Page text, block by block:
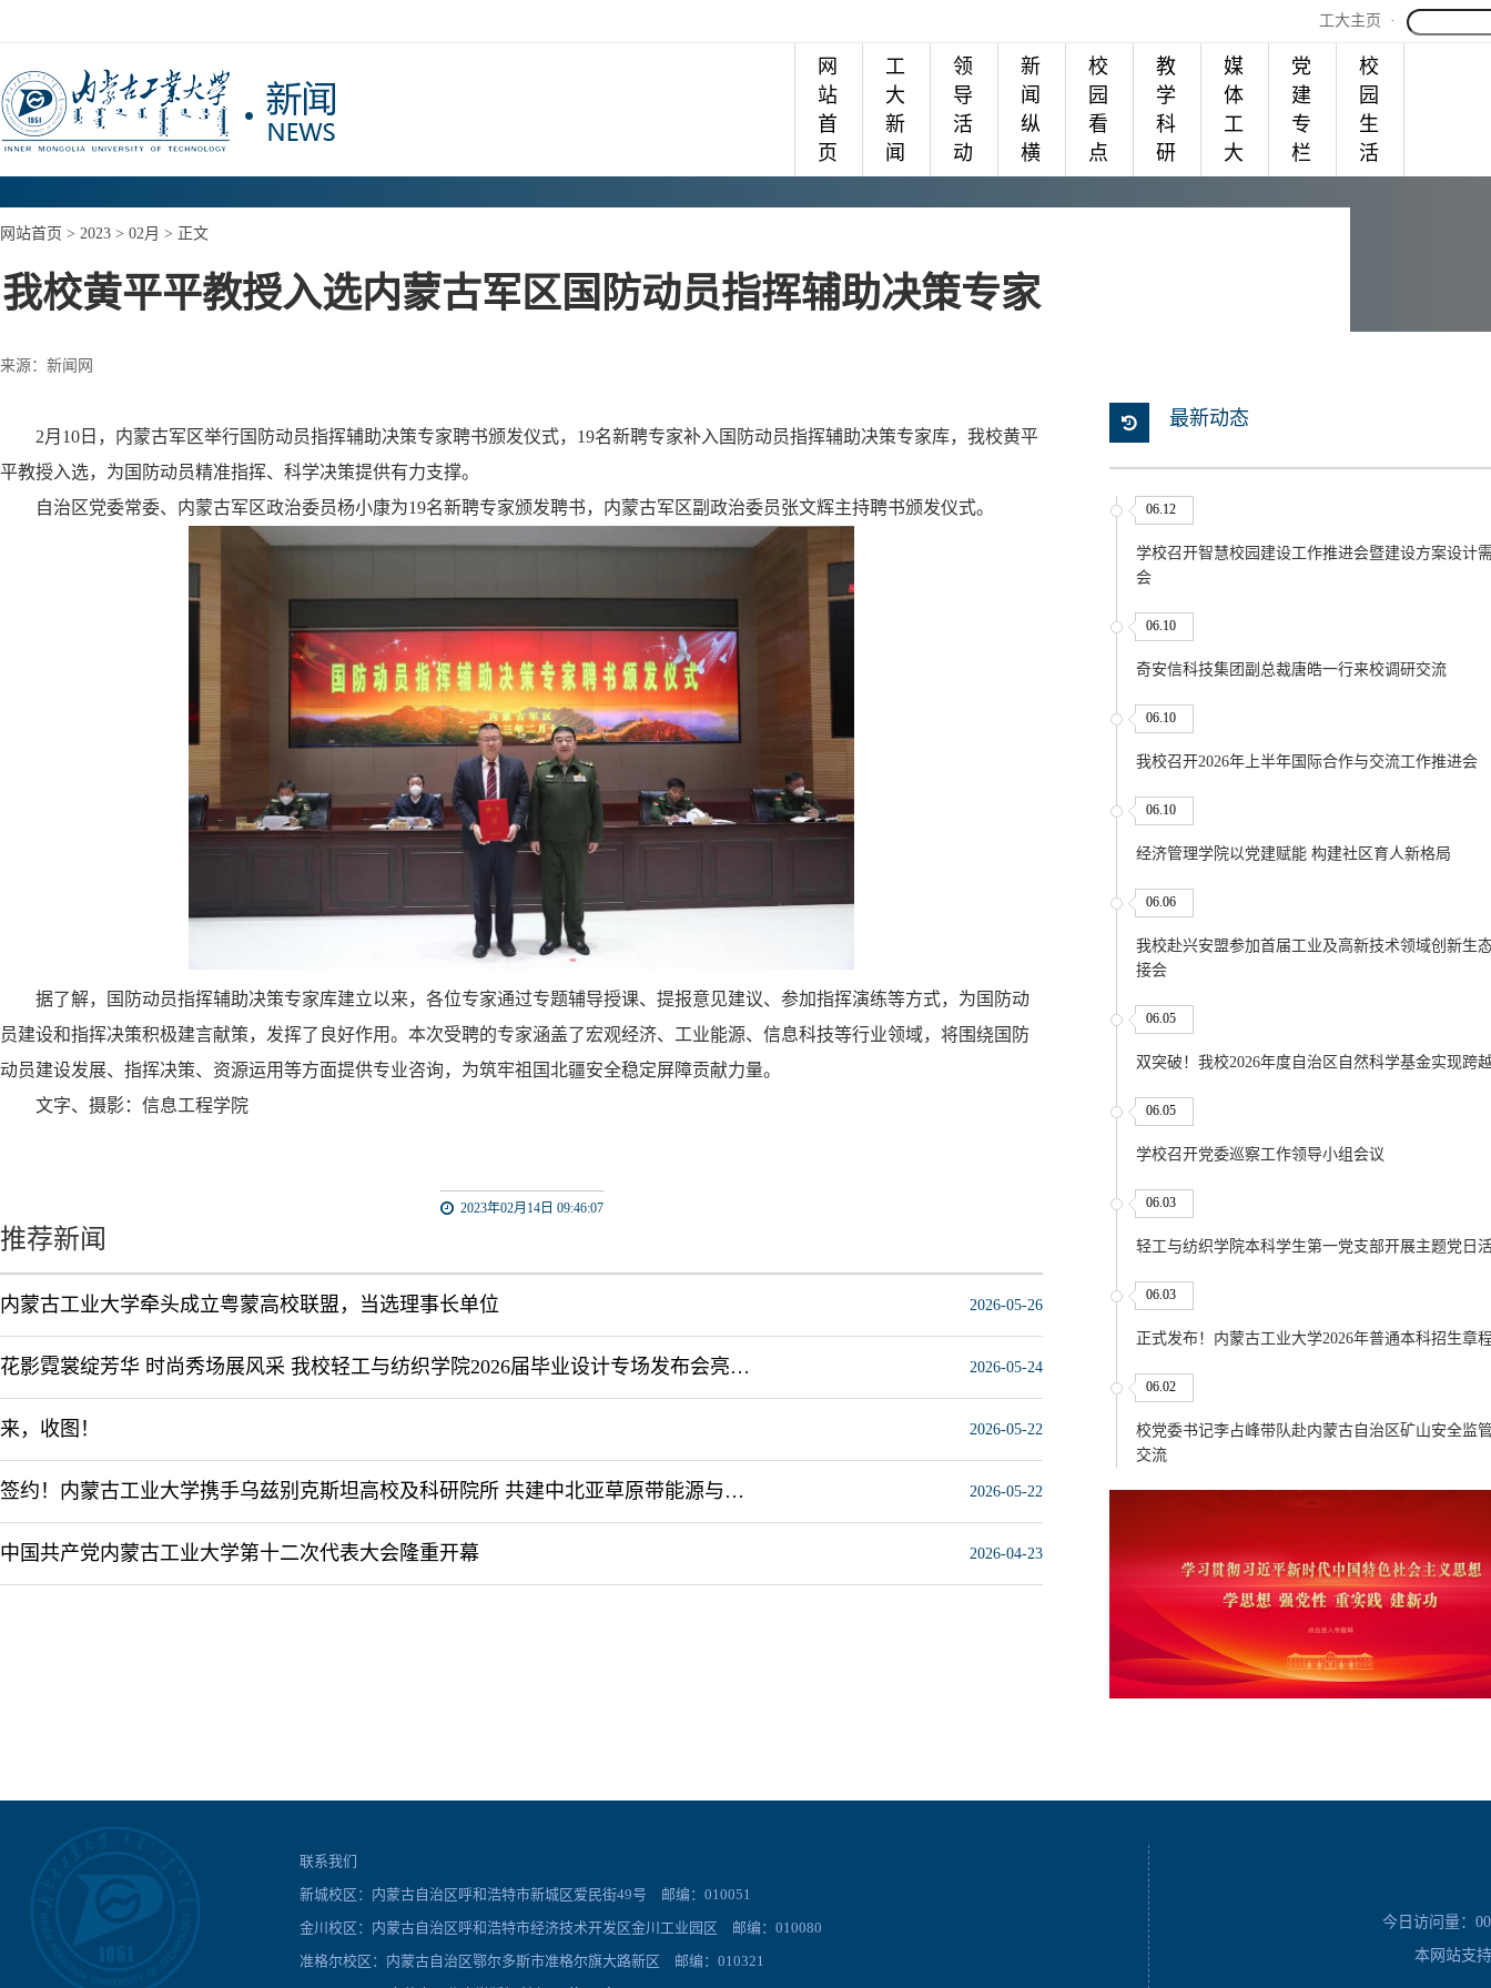
工大主页 ·
网
站
首
页
工
大
新
闻
领
导
活
动
新
闻
纵
横
校
园
看
点
教
学
科
研
媒
体
工
大
党
建
专
栏
校
园
生
活
网站首页 > 2023 > 02月 > 正文
我校黄平平教授入选内蒙古军区国防动员指挥辅助决策专家
来源：新闻网
2月10日，内蒙古军区举行国防动员指挥辅助决策专家聘书颁发仪式，19名新聘专家补入国防动员指挥辅助决策专家库，我校黄平
平教授入选，为国防动员精准指挥、科学决策提供有力支撑。
自治区党委常委、内蒙古军区政治委员杨小康为19名新聘专家颁发聘书，内蒙古军区副政治委员张文辉主持聘书颁发仪式。
据了解，国防动员指挥辅助决策专家库建立以来，各位专家通过专题辅导授课、提报意见建议、参加指挥演练等方式，为国防动
员建设和指挥决策积极建言献策，发挥了良好作用。本次受聘的专家涵盖了宏观经济、工业能源、信息科技等行业领域，将围绕国防
动员建设发展、指挥决策、资源运用等方面提供专业咨询，为筑牢祖国北疆安全稳定屏障贡献力量。
文字、摄影：信息工程学院
2023年02月14日 09:46:07
推荐新闻
内蒙古工业大学牵头成立粤蒙高校联盟，当选理事长单位 2026-05-26
花影霓裳绽芳华 时尚秀场展风采 我校轻工与纺织学院2026届毕业设计专场发布会亮相2026中国国际大学生时装周 2026-05-24
来，收图！ 2026-05-22
签约！内蒙古工业大学携手乌兹别克斯坦高校及科研院所 共建中北亚草原带能源与人居系统“一带一路”联合实验室 2026-05-22
中国共产党内蒙古工业大学第十二次代表大会隆重开幕 2026-04-23
最新动态
06.12
学校召开智慧校园建设工作推进会暨建设方案设计
会
06.10
奇安信科技集团副总裁唐皓一行来校调研交流
06.10
我校召开2026年上半年国际合作与交流工作推进会
06.10
经济管理学院以党建赋能 构建社区育人新格局
06.06
我校赴兴安盟参加首届工业及高新技术领域创新生
接会
06.05
双突破！我校2026年度自治区自然科学基金实现跨
06.05
学校召开党委巡察工作领导小组会议
06.03
轻工与纺织学院本科学生第一党支部开展主题党日
06.03
正式发布！内蒙古工业大学2026年普通本科招生章
06.02
校党委书记李占峰带队赴内蒙古自治区矿山安全监
交流
今日访问量：
本网站支
联系我们
新城校区：内蒙古自治区呼和浩特市新城区爱民街49号 邮编：010051
金川校区：内蒙古自治区呼和浩特市经济技术开发区金川工业园区 邮编：010080
准格尔校区：内蒙古自治区鄂尔多斯市准格尔旗大路新区 邮编：010321